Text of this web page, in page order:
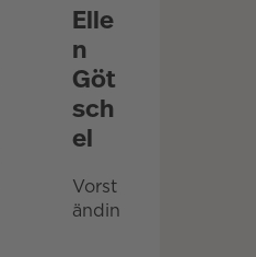
Elle
n
Göt
sch
el
Vorst
ändin